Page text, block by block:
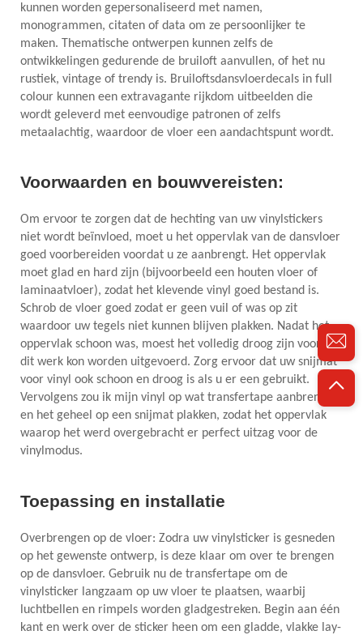
kunnen worden gepersonaliseerd met namen,
monogrammen, citaten of data om ze persoonlijker te
maken. Thematische ontwerpen kunnen zelfs de
ontwikkelingen gedurende de bruiloft aanvullen, of het nu
rustiek, vintage of trendy is. Bruiloftsdansvloerdecals in full
colour kunnen een extravagante rijkdom uitbeelden die
wordt geleverd met eenvoudige patronen of zelfs
metaalachtig, waardoor de vloer een aandachtspunt wordt.
Voorwaarden en bouwvereisten:
Om ervoor te zorgen dat de hechting van uw vinylstickers
niet wordt beïnvloed, moet u het oppervlak van de dansvloer
goed voorbereiden voordat u ze aanbrengt. Het oppervlak
moet glad en hard zijn (bijvoorbeeld een houten vloer of
laminaatvloer), zodat het klevende vinyl goed bestand is.
Schrob de vloer goed zodat er geen vuil of was op zit
waardoor uw tegels niet kunnen blijven plakken. Nadat het
oppervlak schoon was, moest het volledig droog zijn voordat
dit werk kon worden uitgevoerd. Zorg ervoor dat uw snijmat
voor vinyl ook schoon en droog is als u er een gebruikt.
Vervolgens zou ik mijn vinyl op wat transfertape aanbrengen
en het geheel op een snijmat plakken, zodat het oppervlak
waarop het werd overgebracht er perfect uitzag voor de
vinylmodus.
Toepassing en installatie
Overbrengen op de vloer: Zodra uw vinylsticker is gesneden
op het gewenste ontwerp, is deze klaar om over te brengen
op de dansvloer. Gebruik nu de transfertape om de
vinylsticker langzaam op uw vloer te plaatsen, waarbij
luchtbellen en rimpels worden gladgestreken. Begin aan één
kant en werk over de sticker heen om een gladde, vlakke lay-